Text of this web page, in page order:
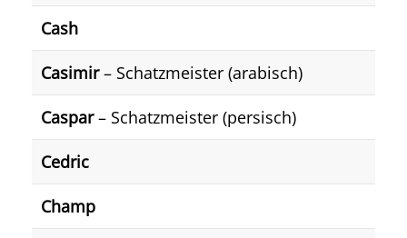
Cash
Casimir– Schatzmeister (arabisch)
Caspar– Schatzmeister (persisch)
Cedric
Champ